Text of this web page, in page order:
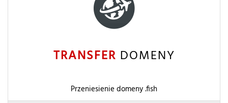
TRANSFER DOMENY
Przeniesienie domeny .fish